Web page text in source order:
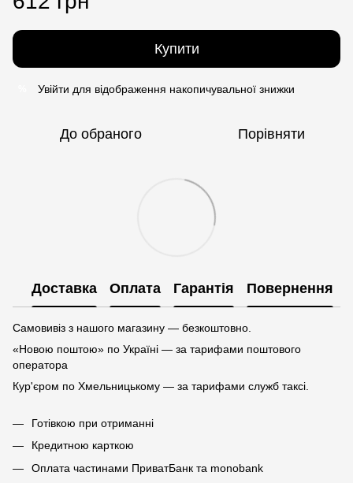
Купити
Увійти для відображення накопичувальної знижки
До обраного Порівняти
Доставка Оплата Гарантія Повернення
Самовивіз з нашого магазину — безкоштовно.
«Новою поштою» по Україні — за тарифами поштового
оператора
Кур'єром по Хмельницькому — за тарифами служб таксі.
Готівкою при отриманні
Кредитною карткою
Оплата частинами ПриватБанк та monobank